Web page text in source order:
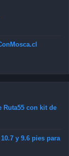
Ruta55 con kit de
y 9.6 pies para